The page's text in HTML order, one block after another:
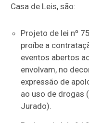
Casa de Leis, são:
Projeto de lei nº
proíbe a
eventos abertos
envolvam, no
expressão de
ao uso de drogas
Jurado).